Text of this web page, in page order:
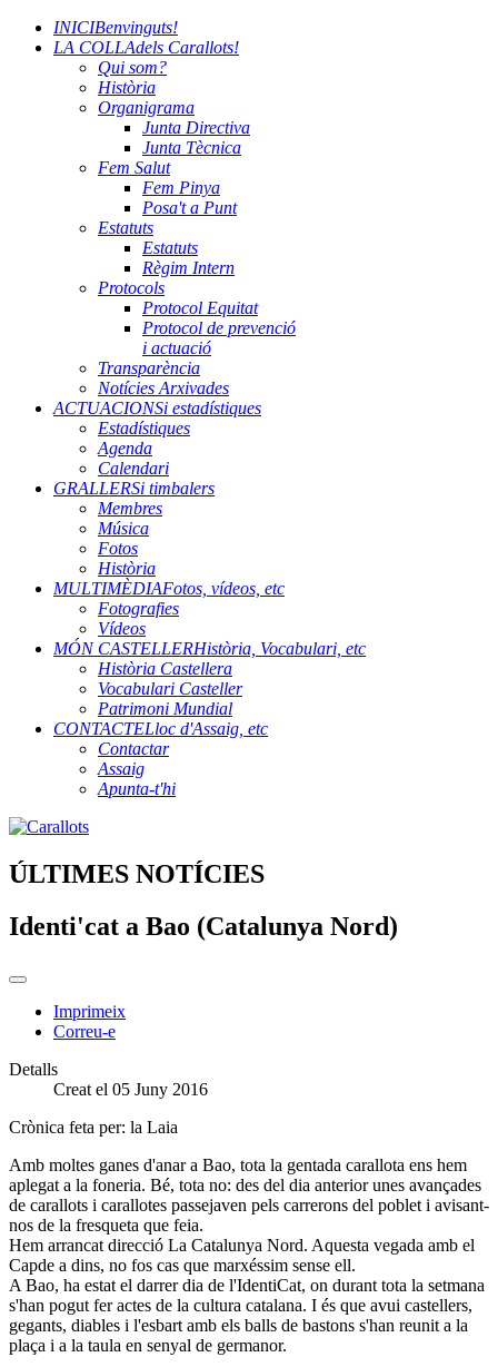
INICIBenvinguts!
LA COLLAdels Carallots!
Qui som?
Història
Organigrama
Junta Directiva
Junta Tècnica
Fem Salut
Fem Pinya
Posa't a Punt
Estatuts
Estatuts
Règim Intern
Protocols
Protocol Equitat
Protocol de prevenció
i actuació
Transparència
Notícies Arxivades
ACTUACIONSi estadístiques
Estadístiques
Agenda
Calendari
GRALLERSi timbalers
Membres
Música
Fotos
Història
MULTIMÈDIAFotos, vídeos, etc
Fotografies
Vídeos
MÓN CASTELLERHistòria, Vocabulari, etc
Història Castellera
Vocabulari Casteller
Patrimoni Mundial
CONTACTELloc d'Assaig, etc
Contactar
Assaig
Apunta-t'hi
ÚLTIMES NOTÍCIES
Identi'cat a Bao (Catalunya Nord)
Imprimeix
Correu-e
Detalls
Creat el 05 Juny 2016
Crònica feta per: la Laia
Amb moltes ganes d'anar a Bao, tota la gentada carallota ens hem
aplegat a la foneria. Bé, tota no: des del dia anterior unes avançades
de carallots i carallotes passejaven pels carrerons del poblet i avisant-
nos de la fresqueta que feia.
Hem arrancat direcció La Catalunya Nord. Aquesta vegada amb el
Capde a dins, no fos cas que marxéssim sense ell.
A Bao, ha estat el darrer dia de l'IdentiCat, on durant tota la setmana
s'han pogut fer actes de la cultura catalana. I és que avui castellers,
gegants, diables i l'esbart amb els balls de bastons s'han reunit a la
plaça i a la taula en senyal de germanor.